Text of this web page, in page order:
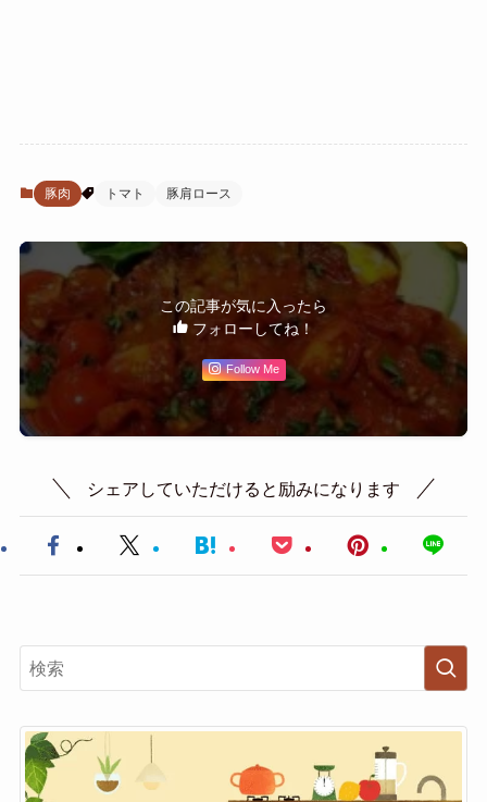
豚肉 トマト 豚肩ロース
この記事が気に入ったら
フォローしてね！
Follow Me
シェアしていただけると励みになります